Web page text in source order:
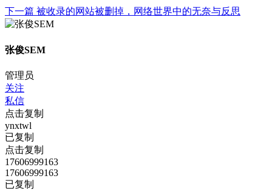
下一篇 被收录的网站被删掉，网络世界中的无奈与反思
张俊SEM
管理员
关注
私信
点击复制
ynxtwl
已复制
点击复制
17606999163
17606999163
已复制